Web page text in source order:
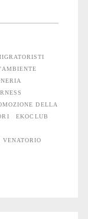
DELLA
EKOCLUB
VENATORIO